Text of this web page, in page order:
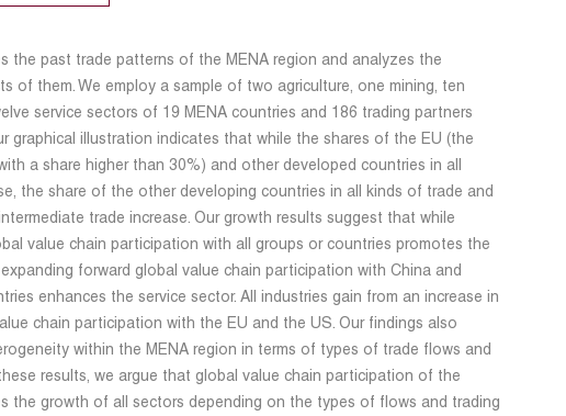
the past trade patterns of the MENA region and analyzes the
of them. We employ a sample of two agriculture, one mining, ten
service sectors of 19 MENA countries and 186 trading partners
graphical illustration indicates that while the shares of the EU (the
a share higher than 30%) and other developed countries in all
the share of the other developing countries in all kinds of trade and
trade increase. Our growth results suggest that while
value chain participation with all groups or countries promotes the
forward global value chain participation with China and
enhances the service sector. All industries gain from an increase in
chain participation with the EU and the US. Our findings also
within the MENA region in terms of types of trade flows and
results, we argue that global value chain participation of the
the growth of all sectors depending on the types of flows and trading